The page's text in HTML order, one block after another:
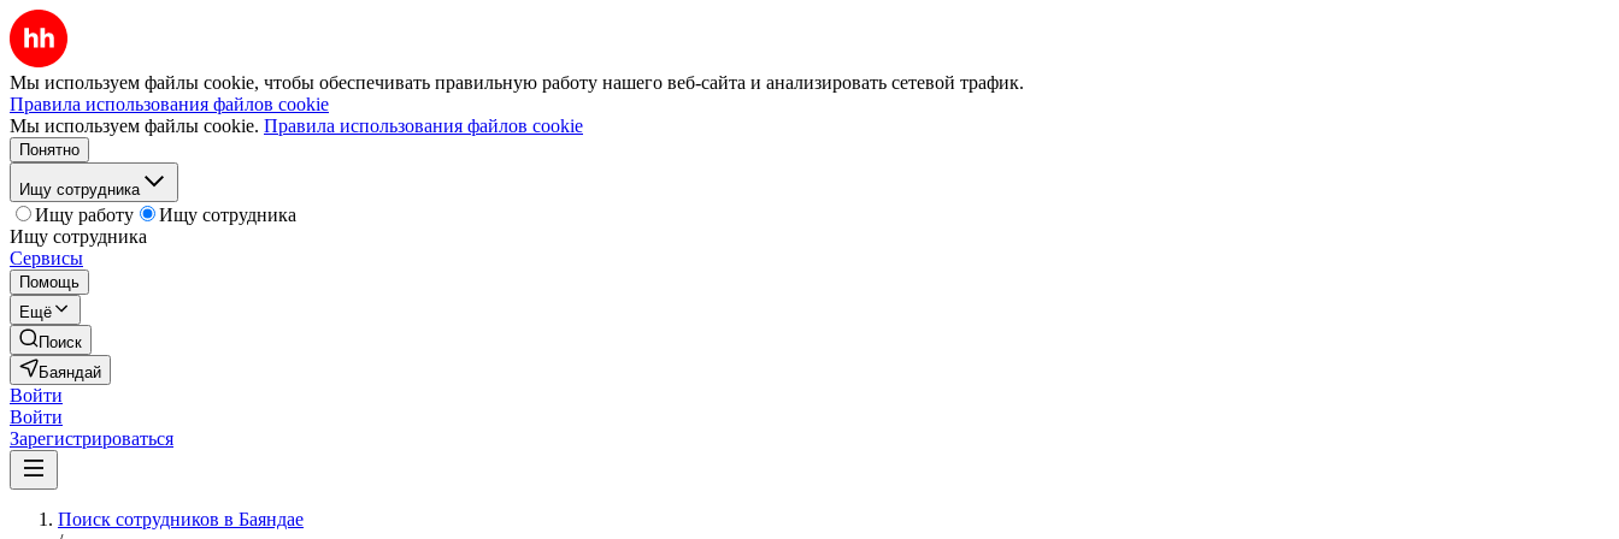
Мы используем файлы cookie, чтобы обеспечивать правильную работу нашего веб-сайта и анализировать сетевой трафик.
Правила использования файлов cookie
Мы используем файлы cookie. Правила использования файлов cookie
Понятно
Ищу сотрудника
Ищу работу
Ищу сотрудника
Ищу сотрудника
Сервисы
Помощь
Ещё
Поиск
Баяндай
Войти
Войти
Зарегистрироваться
Поиск сотрудников в Баяндае